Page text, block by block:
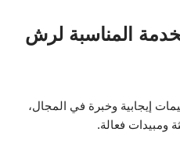
المناسبة لرش
إيجابية وخبرة في المجال،
ومبيدات فعالة.